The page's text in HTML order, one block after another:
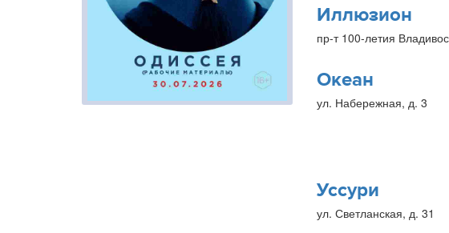
Иллюзион
пр-т 100-летия
Океан
ул. Набережная, д. 3
Уссури
ул. Светланская, д. 31